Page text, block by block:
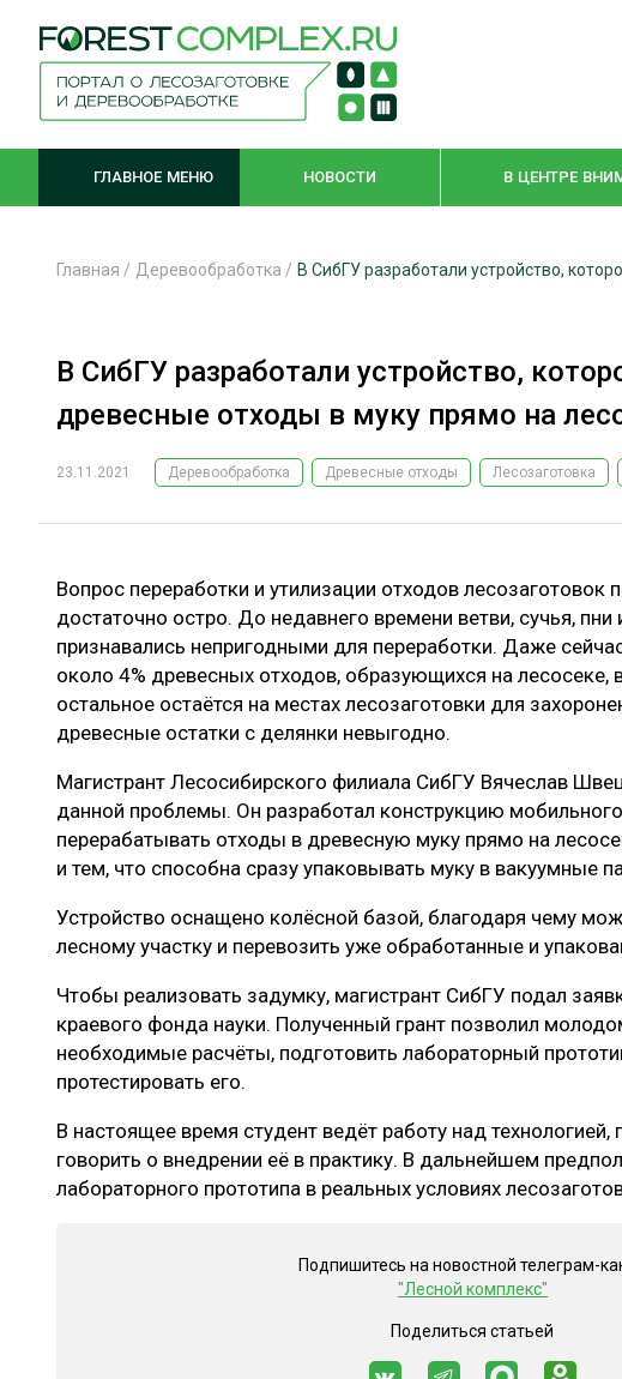
ГЛАВНОЕ МЕНЮ НОВОСТИ В ЦЕНТРЕ
ЛЕСОЗАГОТОВКА
ОБРАБОТКА ДРЕВЕСИНЫ
ЦИФРОВАЯ СРЕДА
ЛОГИСТИКА
ЦБП
ЛЕСОПИЛЕНИЕ
ДЕРЕВЯННОЕ
БЕЗОПАСНОЕ
МЕБЕЛЬНОЕ
ЭКСПЕРТНОЕ МНЕНИЕ
Главная / Деревообработка / В СибГУ разработали устройство,
В СибГУ разработали устройство,
древесные отходы в муку прямо на
23.11.2021 Деревообработка Древесные отходы Лесозаготовка
Вопрос переработки и утилизации отходов лесозаготовок
достаточно остро. До недавнего времени ветви, сучья, пни
признавались непригодными для переработки. Даже
около 4% древесных отходов, образующихся на лесосеке,
остальное остаётся на местах лесозаготовки для
древесные остатки с делянки невыгодно.
Магистрант Лесосибирского филиала СибГУ Вячеслав
данной проблемы. Он разработал конструкцию
перерабатывать отходы в древесную муку прямо на
и тем, что способна сразу упаковывать муку в вакуумные
Устройство оснащено колёсной базой, благодаря чему
лесному участку и перевозить уже обработанные и
Чтобы реализовать задумку, магистрант СибГУ подал
краевого фонда науки. Полученный грант позволил
необходимые расчёты, подготовить лабораторный
протестировать его.
В настоящее время студент ведёт работу над
говорить о внедрении её в практику. В дальнейшем
лабораторного прототипа в реальных условиях
Подпишитесь на новостной телеграм-
"Лесной комплекс"
Поделиться статьей